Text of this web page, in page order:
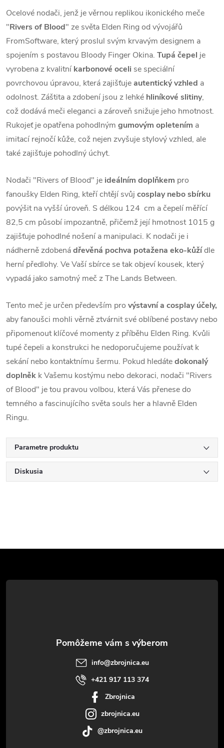
Ocelové nodači, jenž je věrnou replikou ikonického meče
"Rivers of Blood" ze světa Elden Ring od vývojářů
FromSoftware, který proslul svým krvavým designem a
spojením s postavou Bloody Finger Okina. Tupá čepel je
vyrobena z kvalitní karbonové oceli se speciální
povrchovou úpravou, která zajišťujeautentický vzhled a
odolnost. Záštita a zdobení jsou z lehké hliníkové slitiny,
což dodává meči eleganci a zároveň snižuje jeho hmotnost.
Rukojeť je opatřena pohodlným gumovým opletením a
imitací rejnočí kůže, což nejen zvyšuje stylový vzhled, ale
také zajišťuje pohodlný úchyt.
Nodači "Rivers of Blood" je ideálním doplňkem pro
fanoušky Elden Ring, kteří chtějí svůj cosplay nebo sbírku
povýšit na vyšší úroveň. S délkou 124 cm a čepelí měřící
82,5 cm působí impozantně, přičemž její hmotnost 1015 g
zajišťuje pohodlné nošení a manipulaci. K nodači je i
nádherně zdobenádřevěná pochva potažena eko-kůžídle
herní předlohy. Ve Vaší sbírce se tak objeví kousek, který
vypadá jako samotný meč z The Lands Between.
Tento meč je určen především pro výstavní a cosplay účely,
aby fanoušci mohli věrně ztvárnit své oblíbené postavy nebo
připomenout klíčové momenty z příběhu Elden Ring. Kvůli
tupé čepeli a konstrukci he nedoporučujeme používat k
sekání nebo kontaktnímu šermu. Pokud hledátedokonalý
doplněk k Vašemu kostýmu nebo dekoraci, nodači "Rivers
of Blood" je tou pravou volbou, která Vás přenese do
temného a fascinujícího světa souls her a hlavně Elden
Ringu.
Parametre produktu
Diskusia
á
info@zbrojnica.eu
+421 917 113 374
Zbrojnica
zbrojnica.eu
@zbrojnica.eu